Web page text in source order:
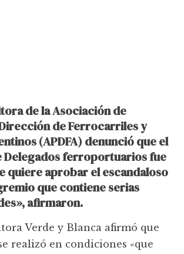
de la Asociación de
de Ferrocarriles y
(APDFA) denunció que el
Delegados ferroportuarios fue
quiere aprobar el escandaloso
que contiene serias
afirmaron.
Verde y Blanca afirmó que
realizó en condiciones «que